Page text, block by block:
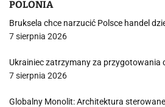
POLONIA
Bruksela chce narzucić Polsce handel
7 sierpnia 2026
Ukrainiec zatrzymany za przygotowania
7 sierpnia 2026
Globalny Monolit: Architektura